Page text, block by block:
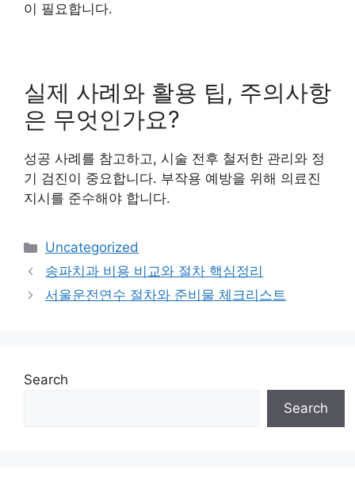
이 필요합니다.
실제 사례와 활용 팁, 주의사항
은 무엇인가요?
성공 사례를 참고하고, 시술 전후 철저한 관리와 정
기 검진이 중요합니다. 부작용 예방을 위해 의료진
지시를 준수해야 합니다.
Categories
Uncategorized
송파치과 비용 비교와 절차 핵심정리
서울운전연수 절차와 준비물 체크리스트
Search
Search